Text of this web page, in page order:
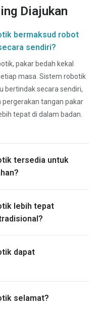
Diajukan
bermaksud robot
sendiri?
pakar bedah kekal
masa. Sistem robotik
bertindak secara sendiri,
tangan pakar
tepat di dalam badan.
tersedia untuk
lebih tepat
dapat
selamat?